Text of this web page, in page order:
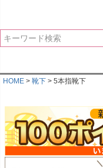
HOME 靴下 5本指靴下